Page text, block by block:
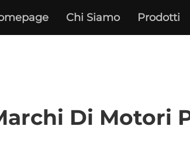
Chi Siamo Prodotti
Di Motori